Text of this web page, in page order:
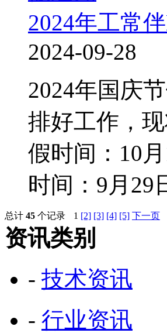
2024年工常
2024-09-28
2024年国庆
排好工作，
假时间：10
时间：9月29
总计 45 个记录 1 [2] [3] [4] [5] 下一页
资讯类别
- 技术资讯
- 行业资讯